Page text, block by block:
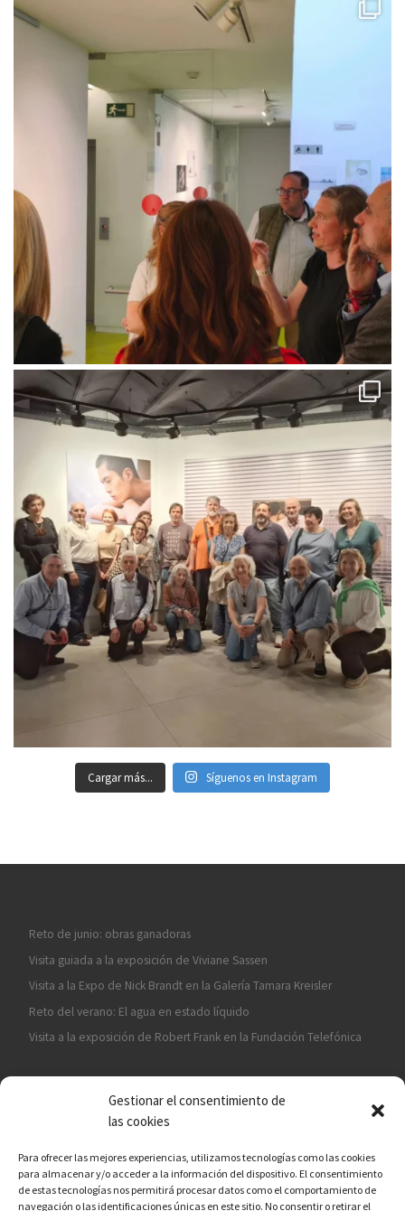
Gestionar el consentimiento de
las cookies
Para ofrecer las mejores experiencias, utilizamos tecnologías como las cookies
para almacenar y/o acceder a la información del dispositivo. El consentimiento
de estas tecnologías nos permitirá procesar datos como el comportamiento de
navegación o las identificaciones únicas en este sitio. No consentir o retirar el
Cargar más... Síguenos en Instagram
Reto de junio: obras ganadoras
Visita guiada a la exposición de Viviane Sassen
Visita a la Expo de Nick Brandt en la Galería Tamara Kreisler
Reto del verano: El agua en estado líquido
Visita a la exposición de Robert Frank en la Fundación Telefónica
¡ASÓCIATE A CÁMARA EN MANO!